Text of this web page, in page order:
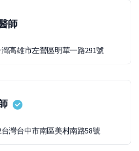
師
灣高雄市左營區明華一路291號
台灣台中市南區美村南路58號